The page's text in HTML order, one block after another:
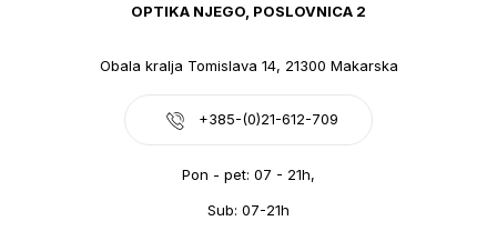
OPTIKA NJEGO, POSLOVNICA 2
Obala kralja Tomislava 14, 21300 Makarska
+385-(0)21-612-709
Pon - pet: 07 - 21h,
Sub: 07-21h